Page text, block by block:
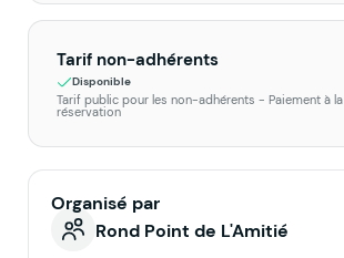
Tarif non-adhérents
Disponible
Tarif public pour les non-adhérents - Paiement à la
réservation
Organisé par
Rond Point de L'Amitié